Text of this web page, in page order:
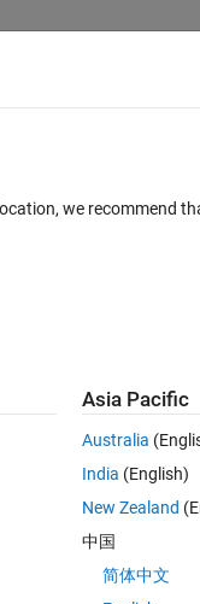
する
on 29
we recommend
Asia Pacific
Australia
India (English)
New Zealand
中国
简体中文